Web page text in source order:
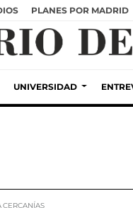
PLANES POR MADRID
UNIVERSIDAD
CERCANÍAS